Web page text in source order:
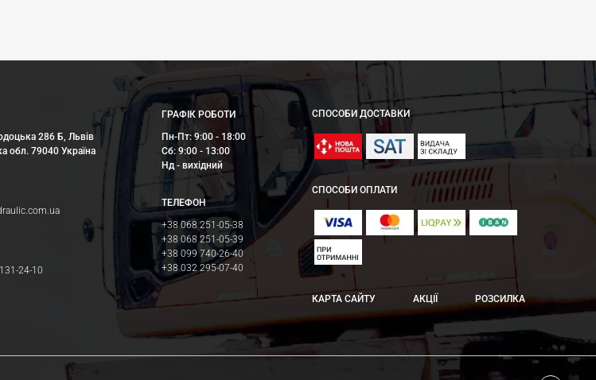
286 Б, Львів
обл. 79040 Україна
24-10
ГРАФІК РОБОТИ
Пн-Пт: 9:00 - 18:00
Сб: 9:00 - 13:00
Нд - вихідний
ТЕЛЕФОН
+38 068 251-05-38
+38 068 251-05-39
+38 099 740-26-40
+38 032 295-07-40
СПОСОБИ ДОСТАВКИ
СПОСОБИ ОПЛАТИ
КАРТА САЙТУ АКЦІЇ РОЗСИЛКА